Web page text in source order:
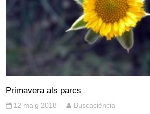
Primavera als parcs
12 maig 2018 Buscaciència